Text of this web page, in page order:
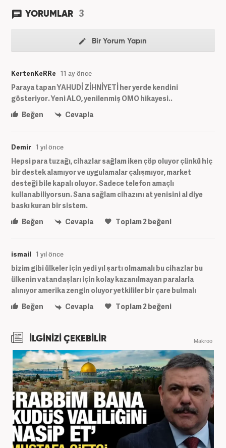
YORUMLAR 3
Bir Yorum Yapın
KertenKeRRe 11 ay önce
Paraya tapan YAHUDİ ZİHNİYETİ her yerde kendini
gösteriyor. Yeni ALO, yenilenmiş OMO hikayesi..
Beğen
Cevapla
Demir 1 yıl önce
Hepsi para tuzağı, cihazlar sağlam iken çöp oluyor çünkü hiç
bir destek alamıyor ve uygulamalar çalışmıyor, market
desteği bile kapalı oluyor. Sadece telefon amaçlı
kullanabiliyorsun. Sana sağlam cihazını at yenisini al diye
baskı kuran bir sistem.
Beğen
Cevapla Toplam2beğeni
ismail 1 yıl önce
bizim gibi ülkeler için yedi yıl şartı olmamalı bu cihazlar bu
ülkenin vatandaşları için kolay kazanılmayan paralarla
alınıyor amerika zengin oluyor yetkililer bir çare bulmalı
Beğen
Cevapla Toplam2beğeni
İLGİNİZİ ÇEKEBİLİR Makroo